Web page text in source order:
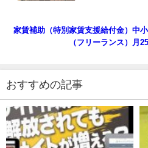
家賃補助（特別家賃支援給付金）中
（フリーランス）月
おすすめの記事